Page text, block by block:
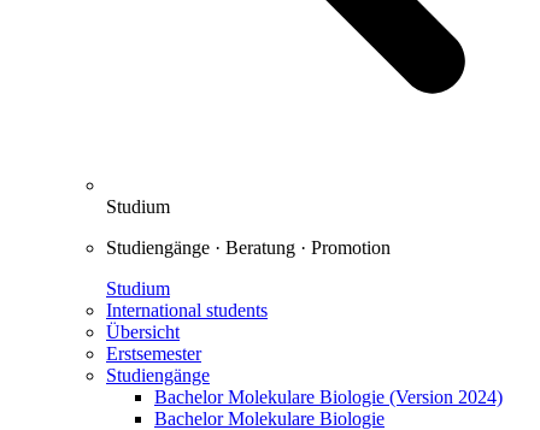
Studium
Studiengänge · Beratung · Promotion
Studium
International students
Übersicht
Erstsemester
Studiengänge
Bachelor Molekulare Biologie (Version 2024)
Bachelor Molekulare Biologie